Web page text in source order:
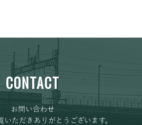
CONTACT
お問い合わせ
いただきありがとうございます。